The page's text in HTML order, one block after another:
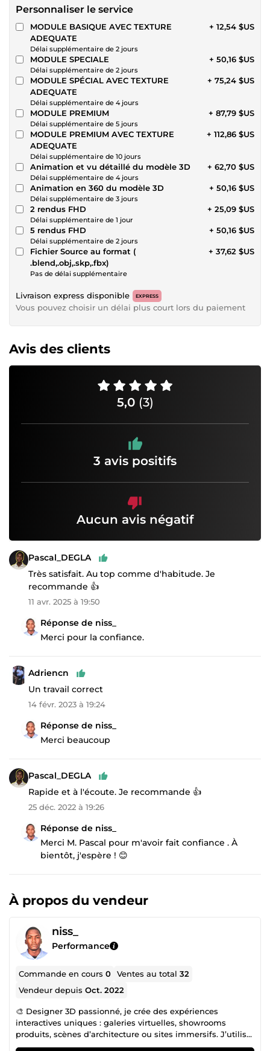
Personnaliser le service
MODULE BASIQUE AVEC TEXTURE
ADEQUATE
Délai supplémentaire de 2 jours
+ 12,54 $US
MODULE SPECIALE
Délai supplémentaire de 2 jours
+ 50,16 $US
MODULE SPÉCIAL AVEC TEXTURE
ADEQUATE
Délai supplémentaire de 4 jours
+ 75,24 $US
MODULE PREMIUM
Délai supplémentaire de 5 jours
+ 87,79 $US
MODULE PREMIUM AVEC TEXTURE
ADEQUATE
Délai supplémentaire de 10 jours
+ 112,86 $US
Animation et vu détaillé du modèle 3D
Délai supplémentaire de 4 jours
+ 62,70 $US
Animation en 360 du modèle 3D
Délai supplémentaire de 3 jours
+ 50,16 $US
2 rendus FHD
Délai supplémentaire de 1 jour
+ 25,09 $US
5 rendus FHD
Délai supplémentaire de 2 jours
+ 50,16 $US
Fichier Source au format (
.blend,.obj,.skp,.fbx)
Pas de délai supplémentaire
+ 37,62 $US
Livraison express disponible EXPRESS
Vous pouvez choisir un délai plus court lors du paiement
Avis des clients
5,0 (3)
3 avis positifs
Aucun avis négatif
Pascal_DEGLA
Très satisfait. Au top comme d'habitude. Je
recommande 👍
11 avr. 2025 à 19:50
Réponse de niss_
Merci pour la confiance.
Adriencn
Un travail correct
14 févr. 2023 à 19:24
Réponse de niss_
Merci beaucoup
Pascal_DEGLA
Rapide et à l'écoute. Je recommande 👍
25 déc. 2022 à 19:26
Réponse de niss_
Merci M. Pascal pour m'avoir fait confiance . À
bientôt, j'espère ! 😊
À propos du vendeur
niss_
Performance
Commande en cours0 Ventes au total32
Vendeur depuisOct. 2022
🎨 Designer 3D passionné, je crée des expériences
interactives uniques : galeries virtuelles, showrooms
produits, scènes d’architecture ou sites immersifs. J’utilise
Blender, Pano2VR, et des outils web modernes pour vous